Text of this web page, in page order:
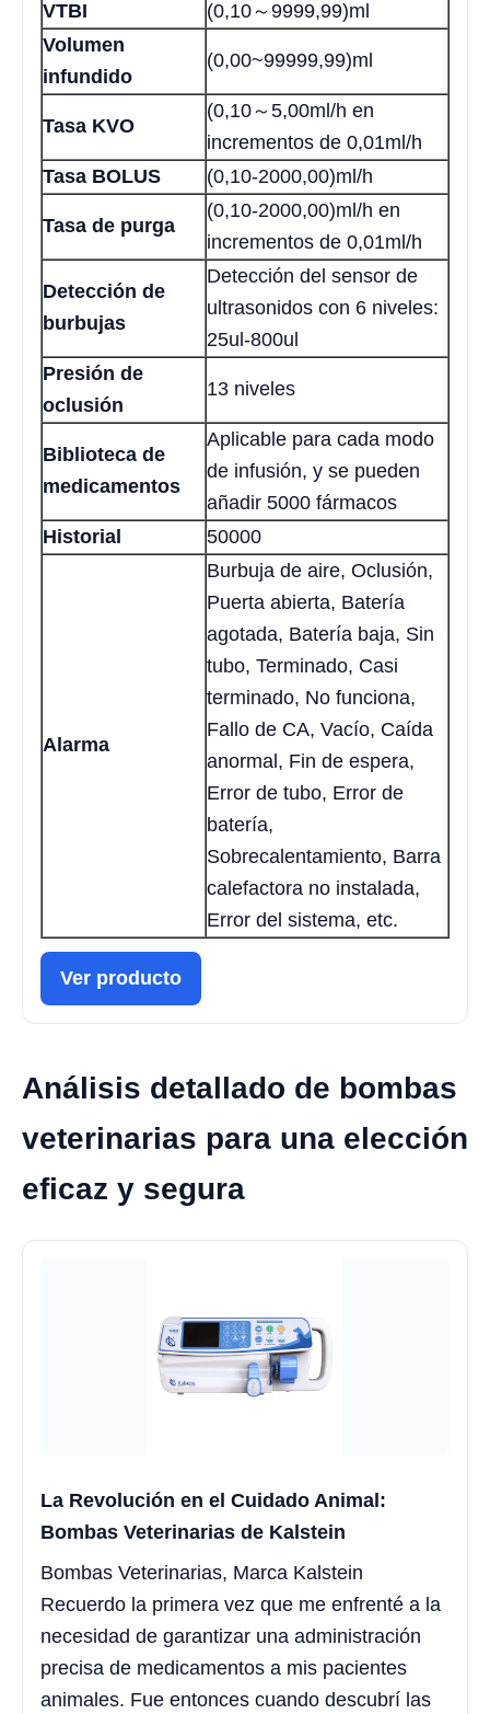
VTBI
(0,10～9999,99)ml
Volumen
infundido
(0,00~99999,99)ml
Tasa KVO
(0,10～5,00ml/h en
incrementos de 0,01ml/h
Tasa BOLUS
(0,10-2000,00)ml/h
Tasa de purga
(0,10-2000,00)ml/h en
incrementos de 0,01ml/h
Detección de
burbujas
Detección del sensor de
ultrasonidos con 6 niveles:
25ul-800ul
Presión de
oclusión
13 niveles
Biblioteca de
medicamentos
Aplicable para cada modo
de infusión, y se pueden
añadir 5000 fármacos
Historial
50000
Alarma
Burbuja de aire, Oclusión,
Puerta abierta, Batería
agotada, Batería baja, Sin
tubo, Terminado, Casi
terminado, No funciona,
Fallo de CA, Vacío, Caída
anormal, Fin de espera,
Error de tubo, Error de
batería,
Sobrecalentamiento, Barra
calefactora no instalada,
Error del sistema, etc.
Ver producto
Análisis detallado de bombas
veterinarias para una elección
eficaz y segura
La Revolución en el Cuidado Animal:
Bombas Veterinarias de Kalstein
Bombas Veterinarias, Marca Kalstein
Recuerdo la primera vez que me enfrenté a la
necesidad de garantizar una administración
precisa de medicamentos a mis pacientes
animales. Fue entonces cuando descubrí las